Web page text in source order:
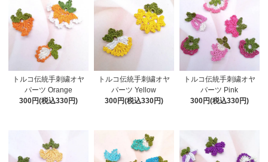
トルコ伝統手刺繍オヤ
パーツ Orange
300円(税込330円)
トルコ伝統手刺繍オヤ
パーツ Yellow
300円(税込330円)
トルコ伝統手刺繍オヤ
パーツ Pink
300円(税込330円)